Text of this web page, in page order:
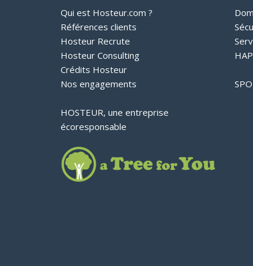
Qui est Hosteur.com ?
Références clients
Hosteur Recrute
Hosteur Consulting
Crédits Hosteur
Nos engagements
HOSTEUR, une entreprise
écoresponsable